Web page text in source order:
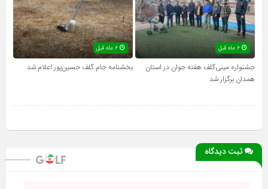
۶ ماه قبل
جشنواره مینی‌گلف هفته جوان در استان
همدان برگزار شد
بخشنامه جام گلف حسین‌پور اعلام شد
ثبت دیدگاه